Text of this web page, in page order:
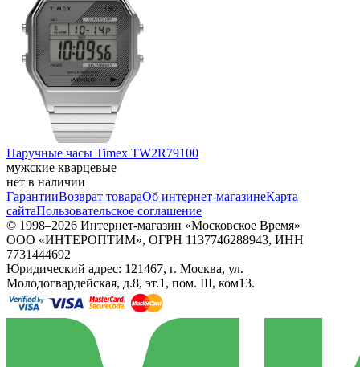
Наручные часы Timex TW2R79100
мужские кварцевые
нет в наличии
ГарантииВозврат товараОб интернет-магазинеКарта
сайтаПользовательское соглашение
© 1998–2026 Интернет-магазин «Московское Время»
ООО «ИНТЕРОПТИМ», ОГРН 1137746288943, ИНН
7731444692
Юридический адрес: 121467, г. Москва, ул.
Молодогвардейская, д.8, эт.1, пом. III, ком13.